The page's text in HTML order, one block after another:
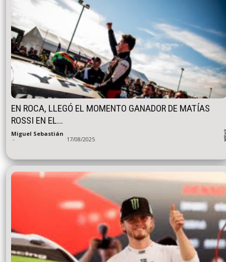
EN ROCA, LLEGÓ EL MOMENTO GANADOR DE MATÍAS
ROSSI EN EL...
Miguel Sebastián
- 17/08/2025